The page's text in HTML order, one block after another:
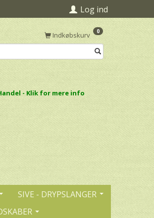
Log ind
Indkøbskurv 0
- Klik for mere info
SIVE - DRYPSLANGER